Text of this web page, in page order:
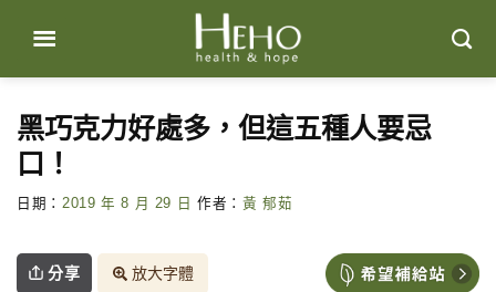
content
黑巧克力好處多，但這五種人要忌
口！
日期： 2019 年 8 月 29 日 作者： 黃 郁茹
分享 放大字體